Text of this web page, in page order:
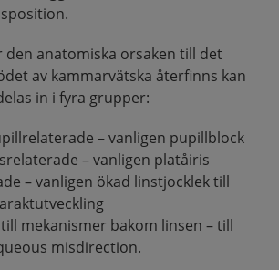
den anatomiska orsaken till det
av kammarvätska återfinns kan
in i fyra grupper:
– vanligen pupillblock
– vanligen platåiris
– vanligen ökad linstjocklek till
mekanismer bakom linsen – till
misdirection.